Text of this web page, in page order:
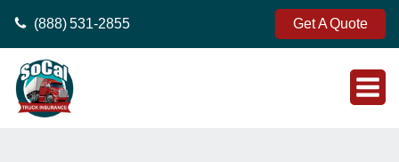
(888) 531-2855 Get A Quote